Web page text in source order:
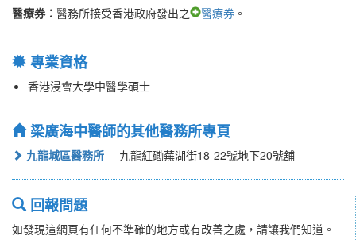
醫療券： 醫務所接受香港政府發出之 醫療券 。
專業資格
香港浸會大學中醫學碩士
梁廣海中醫師的其他醫務所專頁
九龍城區醫務所 九龍紅磡蕪湖街18-22號地下20號舖
回報問題
如發現這網頁有任何不準確的地方或有改善之處，請讓我們知道。